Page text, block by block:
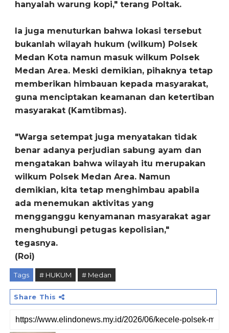
hanyalah warung kopi," terang Poltak.
Ia juga menuturkan bahwa lokasi tersebut
bukanlah wilayah hukum (wilkum) Polsek
Medan Kota namun masuk wilkum Polsek
Medan Area. Meski demikian, pihaknya tetap
memberikan himbauan kepada masyarakat,
guna menciptakan keamanan dan ketertiban
masyarakat (Kamtibmas).
"Warga setempat juga menyatakan tidak
benar adanya perjudian sabung ayam dan
mengatakan bahwa wilayah itu merupakan
wilkum Polsek Medan Area. Namun
demikian, kita tetap menghimbau apabila
ada menemukan aktivitas yang
mengganggu kenyamanan masyarakat agar
menghubungi petugas kepolisian,"
tegasnya.
(Roi)
Tags # HUKUM # Medan
Share This